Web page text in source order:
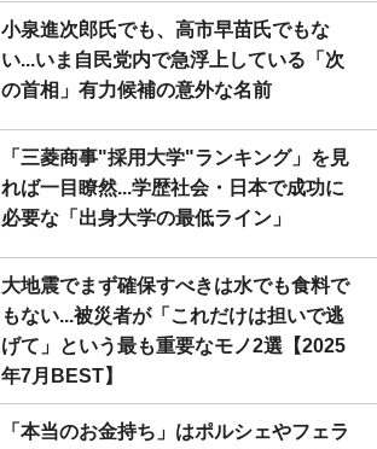
小泉進次郎氏でも、高市早苗氏でもな
い...いま自民党内で急浮上している「次
の首相」有力候補の意外な名前
「三菱商事"採用大学"ランキング」を見
れば一目瞭然...学歴社会・日本で成功に
必要な「出身大学の最低ライン」
大地震でまず確保すべきは水でも食料で
もない...被災者が「これだけは担いで逃
げて」という最も重要なモノ2選【2025
年7月BEST】
「本当のお金持ち」はポルシェやフェラ